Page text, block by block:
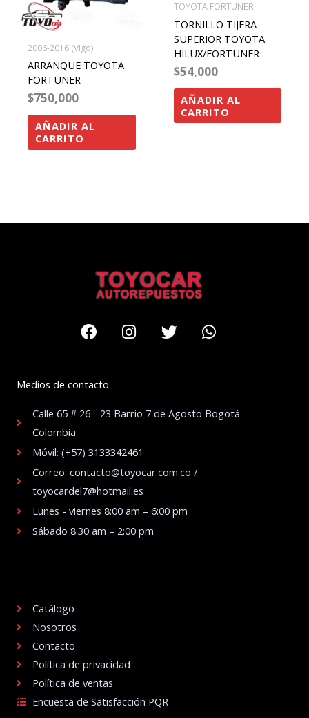
2006-2016 (Vigo)
ARRANQUE TOYOTA
FORTUNER
$750,000
AÑADIR AL
CARRITO
TOYOTA FORTUNER
TORNILLO TIJERA
SUPERIOR TOYOTA
HILUX/FORTUNER
$54,000
AÑADIR AL
CARRITO
FacebookInstagram
TwitterWhatsapp
Medios de contacto
Calle 65 # 26 - 23 Barrio 7 de Agosto Bogotá –
Colombia
Móvil: (+57) 3133342461
Correo: contacto@toyocar.com.co /
toyocardel7@hotmail.es
Lunes - viernes 8:00 am – 6:00 pm
Sábado 8:30 am – 2:00 pm
Catálogo
Nosotros
Contacto
Política de privacidad
Política de ventas
Encuesta de Satisfacción PQR